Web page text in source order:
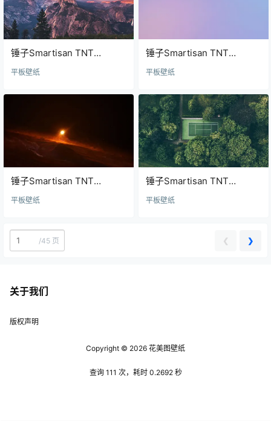
锤子Smartisan TNT
wallpaper24壁纸
平板壁纸
锤子Smartisan TNT
wallpaper23壁纸
平板壁纸
锤子Smartisan TNT
wallpaper22壁纸
平板壁纸
锤子Smartisan TNT
wallpaper21壁纸
平板壁纸
/45 页 ❮ ❯
关于我们
版权声明
Copyright © 2026 花美图壁纸
查询 111 次，耗时 0.2692 秒